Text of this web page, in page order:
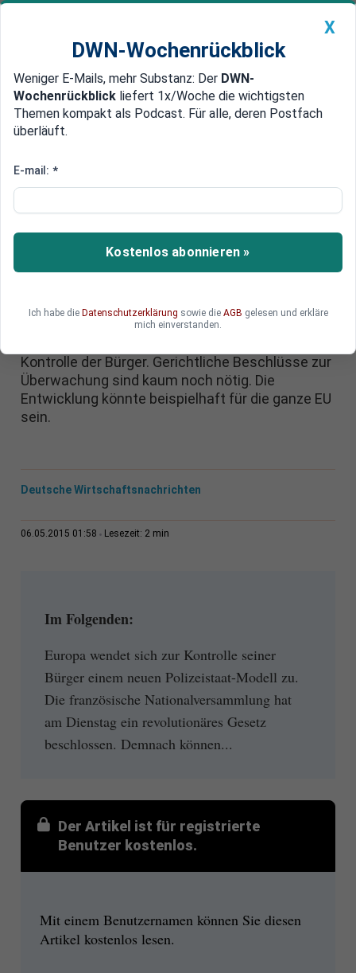
Newsticker MEIN DWN: Geldanlage Premium
Edelmetalle DWN-Magazin China
Frankreich als Vorreiter
Das Ende der Freiheit: Der
Polizei-Staat kehrt nach Europa
zurück
Die französische Nationalversammlung hat mit
beschlossen, mit welchem die bürgerlichen
Rechte dramatisch eingeschränkt werden. Die
Kontrolle der Bürger. Gerichtliche Beschlüsse zur
Überwachung sind kaum noch nötig. Die
Entwicklung könnte beispielhaft für die ganze EU
sein.
Deutsche Wirtschaftsnachrichten
06.05.2015 01:58 Lesezeit: 2 min
Im Folgenden:
Europa wendet sich zur Kontrolle seiner
Bürger einem neuen Polizeistaat-Modell zu.
Die französische Nationalversammlung hat
am Dienstag ein revolutionäres Gesetz
beschlossen. Demnach können...
Der Artikel ist für registrierte
Benutzer kostenlos.
Mit einem Benutzernamen können Sie diesen
Artikel kostenlos lesen.
X
DWN-Wochenrückblick
Weniger E-Mails, mehr Substanz: Der DWN-
Wochenrückblick liefert 1x/Woche die wichtigsten
Themen kompakt als Podcast. Für alle, deren Postfach
überläuft.
E-mail: *
Kostenlos abonnieren »
Ich habe die Datenschutzerklärung sowie die AGB gelesen und erkläre
mich einverstanden.